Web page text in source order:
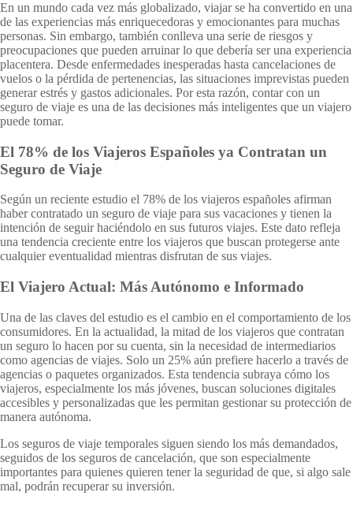
En un mundo cada vez más globalizado, viajar se ha convertido en una
de las experiencias más enriquecedoras y emocionantes para muchas
personas. Sin embargo, también conlleva una serie de riesgos y
preocupaciones que pueden arruinar lo que debería ser una experiencia
placentera. Desde enfermedades inesperadas hasta cancelaciones de
vuelos o la pérdida de pertenencias, las situaciones imprevistas pueden
generar estrés y gastos adicionales. Por esta razón, contar con un
seguro de viaje es una de las decisiones más inteligentes que un viajero
puede tomar.
El 78% de los Viajeros Españoles ya Contratan un
Seguro de Viaje
Según un reciente estudio el 78% de los viajeros españoles afirman
haber contratado un seguro de viaje para sus vacaciones y tienen la
intención de seguir haciéndolo en sus futuros viajes. Este dato refleja
una tendencia creciente entre los viajeros que buscan protegerse ante
cualquier eventualidad mientras disfrutan de sus viajes.
El Viajero Actual: Más Autónomo e Informado
Una de las claves del estudio es el cambio en el comportamiento de los
consumidores. En la actualidad, la mitad de los viajeros que contratan
un seguro lo hacen por su cuenta, sin la necesidad de intermediarios
como agencias de viajes. Solo un 25% aún prefiere hacerlo a través de
agencias o paquetes organizados. Esta tendencia subraya cómo los
viajeros, especialmente los más jóvenes, buscan soluciones digitales
accesibles y personalizadas que les permitan gestionar su protección de
manera autónoma.
Los seguros de viaje temporales siguen siendo los más demandados,
seguidos de los seguros de cancelación, que son especialmente
importantes para quienes quieren tener la seguridad de que, si algo sale
mal, podrán recuperar su inversión.